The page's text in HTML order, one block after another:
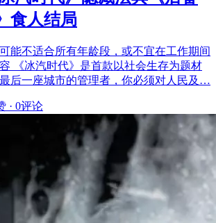
食人结局
能不适合所有年龄段，或不宜在工作期间
《冰汽时代》是首款以社会生存为题材
后一座城市的管理者，你必须对人民及…
· 0评论